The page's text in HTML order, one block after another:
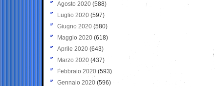
Agosto 2020 (588)
Luglio 2020 (597)
Giugno 2020 (580)
Maggio 2020 (618)
Aprile 2020 (643)
Marzo 2020 (437)
Febbraio 2020 (593)
Gennaio 2020 (596)